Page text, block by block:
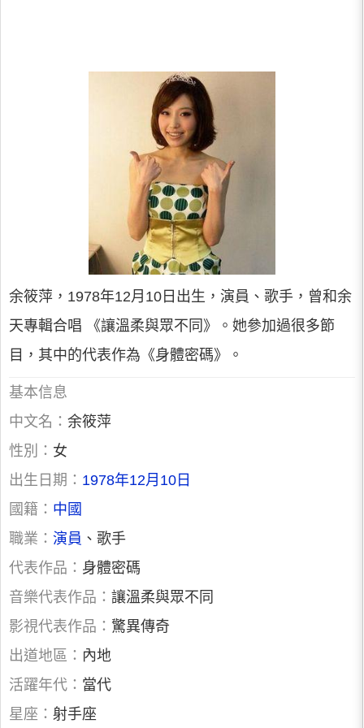
余筱萍，1978年12月10日出生，演員、歌手，曾和余
天專輯合唱 《讓溫柔與眾不同》。她參加過很多節
目，其中的代表作為《身體密碼》。
基本信息
中文名： 余筱萍
性別： 女
出生日期： 1978年12月10日
國籍： 中國
職業： 演員 、歌手
代表作品： 身體密碼
音樂代表作品： 讓溫柔與眾不同
影視代表作品： 驚異傳奇
出道地區： 內地
活躍年代： 當代
星座： 射手座